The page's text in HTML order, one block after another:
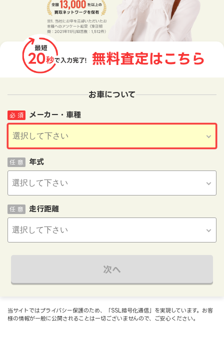
お車について
メーカー・車種
必 須
年式
任 意
走行距離
任 意
次へ
当サイトではプライバシー保護のため、「SSL暗号化通信」を実現しています。お客
様の情報が一般に公開されることは一切ございませんので、ご安心ください。